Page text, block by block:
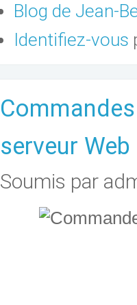
Blog de Jean-
Identifiez-vous
serveur Web
Soumis par